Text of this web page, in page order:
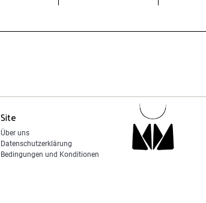
Site
Über uns
Datenschutzerklärung
Bedingungen und Konditionen